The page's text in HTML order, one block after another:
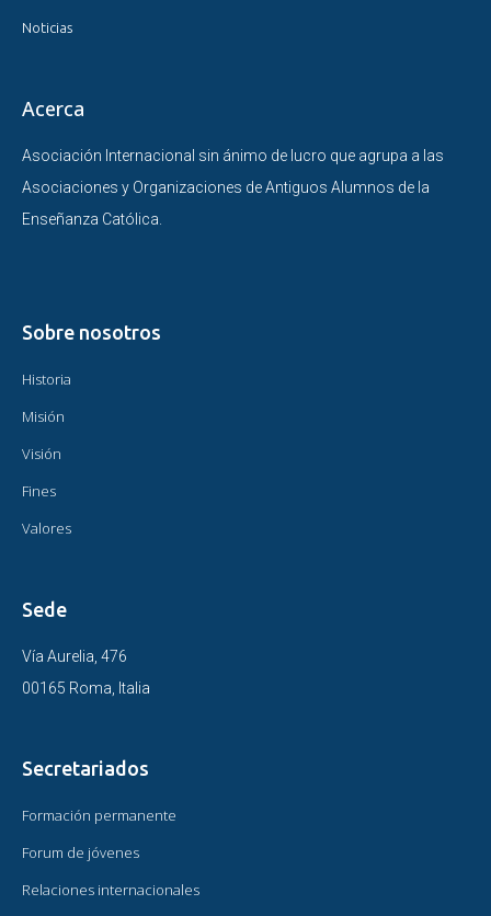
Noticias
Acerca
Asociación Internacional sin ánimo de lucro que agrupa a las
Asociaciones y Organizaciones de Antiguos Alumnos de la
Enseñanza Católica.
Sobre nosotros
Historia
Misión
Visión
Fines
Valores
Sede
Vía Aurelia, 476
00165 Roma, Italia
Secretariados
Formación permanente
Forum de jóvenes
Relaciones internacionales